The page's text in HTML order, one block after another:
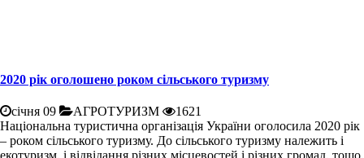
2020 рік оголошено роком сільського туризму
січня 09 АГРОТУРИЗМ
1621
Національна туристична організація України оголосила 2020 рік
– роком сільського туризму. До сільського туризму належить і